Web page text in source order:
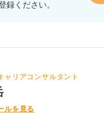
録ください。
ャリアコンサルタント
ルを見る